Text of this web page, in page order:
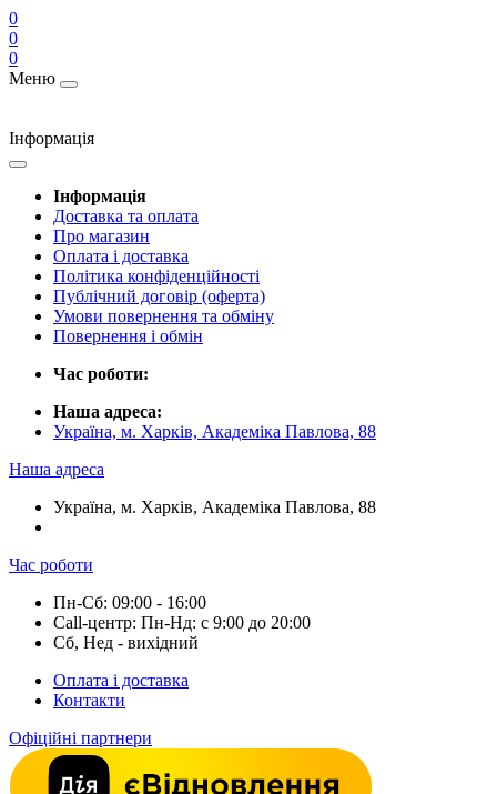
0
0
0
Меню
Інформація
Інформація
Доставка та оплата
Про магазин
Оплата і доставка
Політика конфіденційності
Публічний договір (оферта)
Умови повернення та обміну
Повернення і обмін
Час роботи:
Наша адреса:
Україна, м. Харків, Академіка Павлова, 88
Наша адреса
Україна, м. Харків, Академіка Павлова, 88
Час роботи
Пн-Сб: 09:00 - 16:00
Call-центр: Пн-Нд: с 9:00 до 20:00
Сб, Нед - вихідний
Оплата і доставка
Контакти
Офіційні партнери